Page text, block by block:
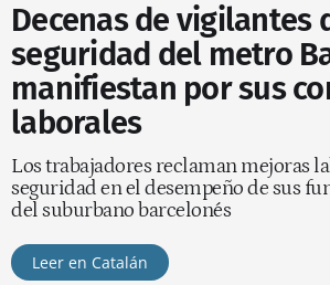
Decenas de vigilantes
seguridad del metro
manifiestan por sus
laborales
Los trabajadores reclaman mejoras
seguridad en el desempeño de sus
del suburbano barcelonés
Leer en Catalán